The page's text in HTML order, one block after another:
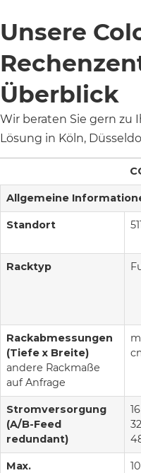
Unsere
Überblick
Wir beraten Sie gern zu
Lösung in Köln,
Allgemeine
Standort
Racktyp
Rackabmessungen
(Tiefe x Breite)
andere Rackmaße
auf Anfrage
Stromversorgung
(A/B-Feed
redundant)
Max.